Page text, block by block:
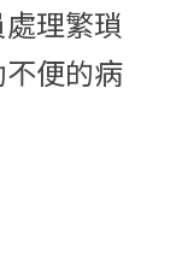
理繁瑣
便的病